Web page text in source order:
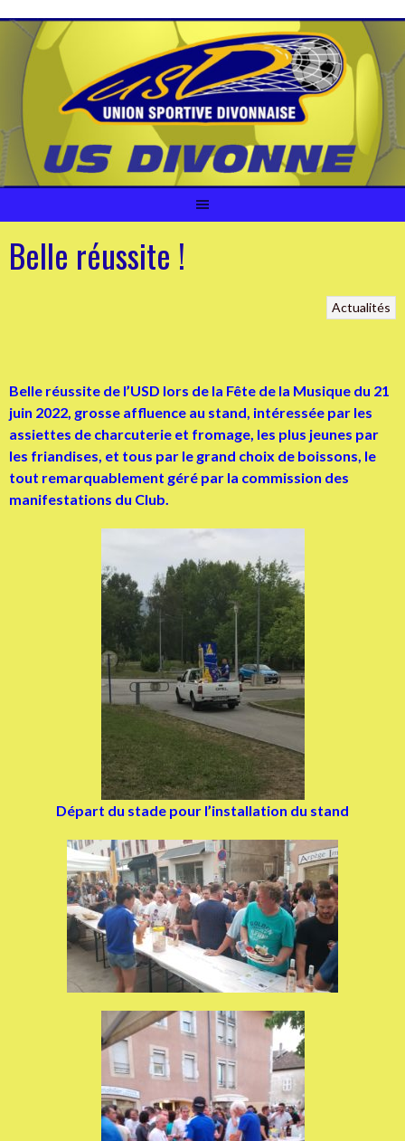
contenu
Belle réussite !
Actualités
Belle réussite de l’USD lors de la Fête de la Musique du 21
juin 2022, grosse affluence au stand, intéressée par les
assiettes de charcuterie et fromage, les plus jeunes par
les friandises, et tous par le grand choix de boissons, le
tout remarquablement géré par la commission des
manifestations du Club.
Départ du stade pour l’installation du stand